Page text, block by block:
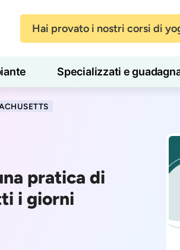
Hai provato i nostri corsi di
Specializzati e
Blog
pratica di
i giorni